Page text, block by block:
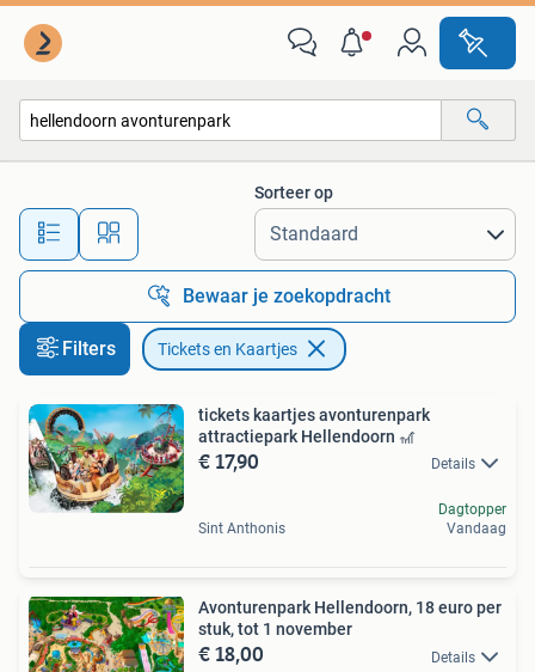
Alle afstanden…
Sorteer op
Bewaar je zoekopdracht
Filters Tickets en Kaartjes
tickets kaartjes avonturenpark
attractiepark Hellendoorn 🎢
€ 17,90 Details
Sint Anthonis
Dagtopper
Vandaag
Avonturenpark Hellendoorn, 18 euro per
stuk, tot 1 november
€ 18,00 Details